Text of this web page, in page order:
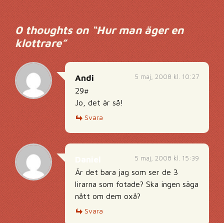
0 thoughts on “Hur man äger en
klottrare”
5 maj, 2008 kl. 10:27
Andi
29#
Jo, det är så!
Svara
5 maj, 2008 kl. 15:39
Är det bara jag som ser de 3
lirarna som fotade? Ska ingen säga
nått om dem oxå?
Svara